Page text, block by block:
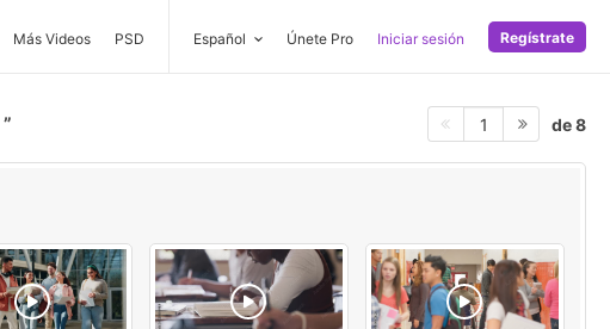
Más Videos PSD Español Únete Pro Iniciar sesión Regístrate
1 de 8